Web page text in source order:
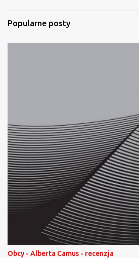
r
z
e
Popularne posty
Obcy - Alberta Camus - recenzja